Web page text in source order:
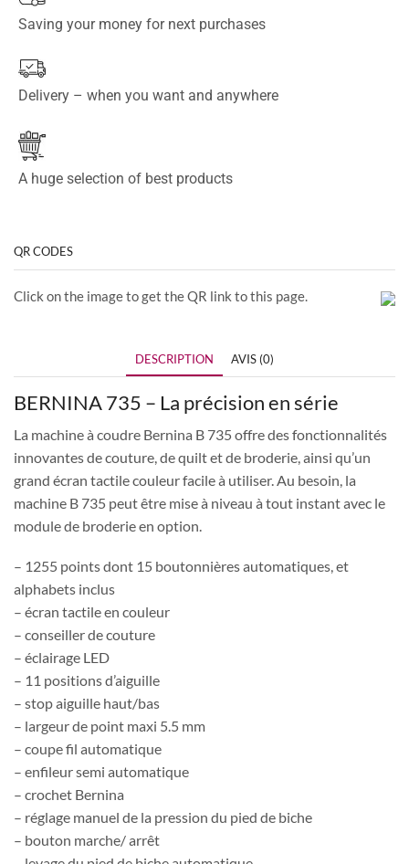
Saving your money for next purchases
Delivery – when you want and anywhere
A huge selection of best products
QR CODES
Click on the image to get the QR link to this page.
DESCRIPTION AVIS (0)
BERNINA 735 – La précision en série
La machine à coudre Bernina B 735 offre des fonctionnalités
innovantes de couture, de quilt et de broderie, ainsi qu’un
grand écran tactile couleur facile à utiliser. Au besoin, la
machine B 735 peut être mise à niveau à tout instant avec le
module de broderie en option.
– 1255 points dont 15 boutonnières automatiques, et
alphabets inclus
– écran tactile en couleur
– conseiller de couture
– éclairage LED
– 11 positions d’aiguille
– stop aiguille haut/bas
– largeur de point maxi 5.5 mm
– coupe fil automatique
– enfileur semi automatique
– crochet Bernina
– réglage manuel de la pression du pied de biche
– bouton marche/ arrêt